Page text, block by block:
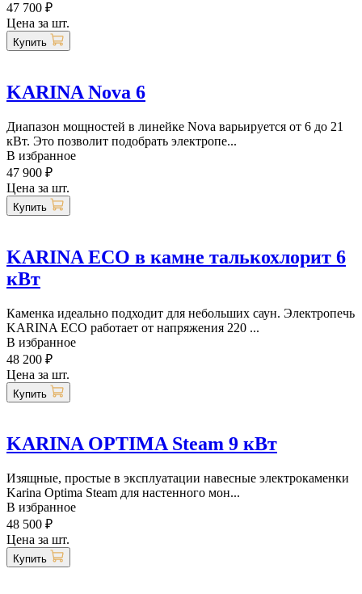
47 700 ₽
Цена за шт.
Купить
KARINA Nova 6
Диапазон мощностей в линейке Nova варьируется от 6 до 21
кВт. Это позволит подобрать электропе...
В избранное
47 900 ₽
Цена за шт.
Купить
KARINA ECO в камне талькохлорит 6
кВт
Каменка идеально подходит для небольших саун. Электропечь
KARINA ECO работает от напряжения 220 ...
В избранное
48 200 ₽
Цена за шт.
Купить
KARINA OPTIMA Steam 9 кВт
Изящные, простые в эксплуатации навесные электрокаменки
Karina Optima Steam для настенного мон...
В избранное
48 500 ₽
Цена за шт.
Купить